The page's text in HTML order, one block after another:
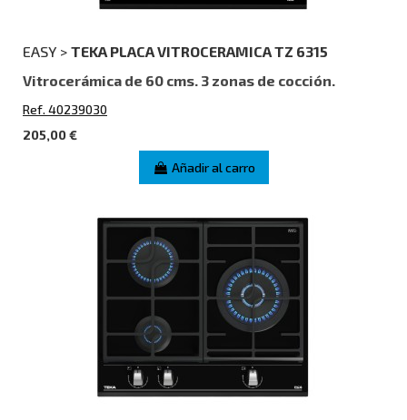
EASY > TEKA PLACA VITROCERAMICA TZ 6315
Vitrocerámica de 60 cms. 3 zonas de cocción.
Ref. 40239030
205,00 €
Añadir al carro